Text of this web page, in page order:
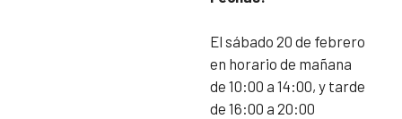
El sábado 20 de febrero
en horario de mañana
de 10:00 a 14:00, y tarde
de 16:00 a 20:00